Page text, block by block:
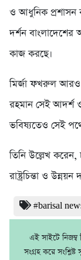
ও আধুনিক প্রশাসন
দর্শন বাংলাদেশের
কাজ করছে।
মির্জা ফখরুল আরও
রহমান সেই আদর্শ
ভবিষ্যতেও সেই
তিনি উল্লেখ করেন,
রাষ্ট্রচিন্তা ও
#barisal
এই সাইটে নিজম্ব
সংগ্রহ করে